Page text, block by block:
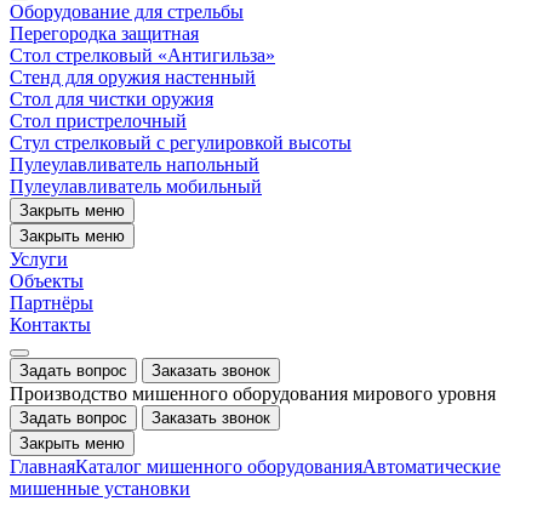
Оборудование для стрельбы
Перегородка защитная
Стол стрелковый «Антигильза»
Стенд для оружия настенный
Стол для чистки оружия
Стол пристрелочный
Стул стрелковый с регулировкой высоты
Пулеулавливатель напольный
Пулеулавливатель мобильный
Закрыть меню
Закрыть меню
Услуги
Объекты
Партнёры
Контакты
Задать вопрос Заказать звонок
Производство мишенного оборудования мирового уровня
Задать вопрос
Заказать звонок
Закрыть меню
ГлавнаяКаталог мишенного оборудованияАвтоматические
мишенные установки